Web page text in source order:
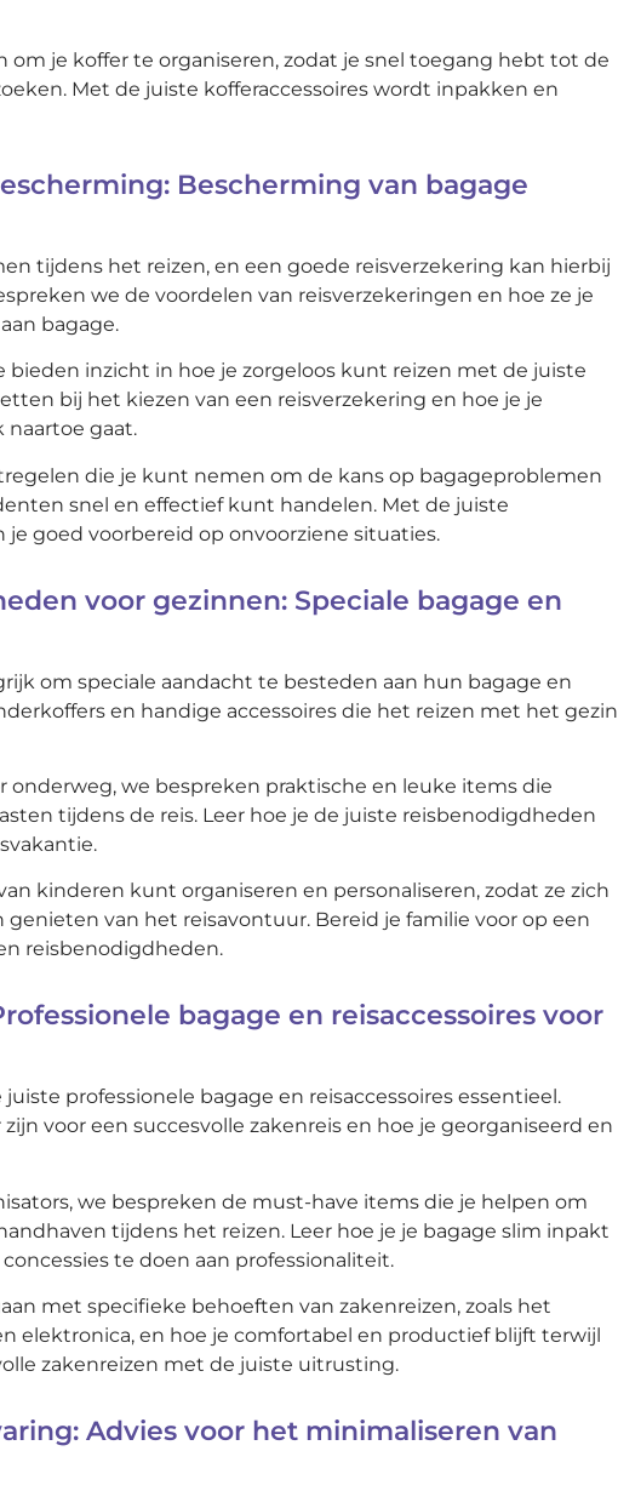
om je koffer te organiseren, zodat je snel toegang hebt tot de
Met de juiste kofferaccessoires wordt inpakken en
Bescherming van bagage
tijdens het reizen, en een goede reisverzekering kan hierbij
we de voordelen van reisverzekeringen en hoe ze je
bagage.
inzicht in hoe je zorgeloos kunt reizen met de juiste
bij het kiezen van een reisverzekering en hoe je je
naartoe gaat.
die je kunt nemen om de kans op bagageproblemen
snel en effectief kunt handelen. Met de juiste
goed voorbereid op onvoorziene situaties.
voor gezinnen: Speciale bagage en
om speciale aandacht te besteden aan hun bagage en
en handige accessoires die het reizen met het gezin
we bespreken praktische en leuke items die
tijdens de reis. Leer hoe je de juiste reisbenodigdheden
kinderen kunt organiseren en personaliseren, zodat ze zich
van het reisavontuur. Bereid je familie voor op een
reisbenodigdheden.
bagage en reisaccessoires voor
professionele bagage en reisaccessoires essentieel.
voor een succesvolle zakenreis en hoe je georganiseerd en
we bespreken de must-have items die je helpen om
tijdens het reizen. Leer hoe je je bagage slim inpakt
te doen aan professionaliteit.
met specifieke behoeften van zakenreizen, zoals het
elektronica, en hoe je comfortabel en productief blijft terwijl
zakenreizen met de juiste uitrusting.
Advies voor het minimaliseren van